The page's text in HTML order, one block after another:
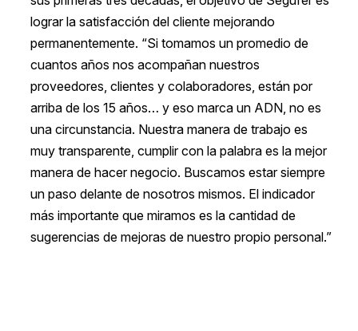
lograr la satisfacción del cliente mejorando
permanentemente. “Si tomamos un promedio de
cuantos años nos acompañan nuestros
proveedores, clientes y colaboradores, están por
arriba de los 15 años… y eso marca un ADN, no es
una circunstancia. Nuestra manera de trabajo es
muy transparente, cumplir con la palabra es la mejor
manera de hacer negocio. Buscamos estar siempre
un paso delante de nosotros mismos. El indicador
más importante que miramos es la cantidad de
sugerencias de mejoras de nuestro propio personal.”